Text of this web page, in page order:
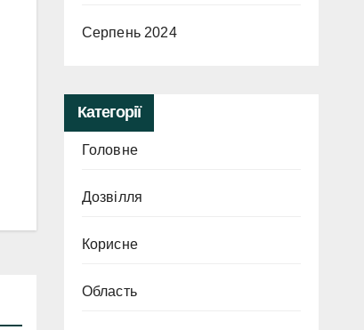
Серпень 2024
Категорії
Головне
Дозвілля
Корисне
Область